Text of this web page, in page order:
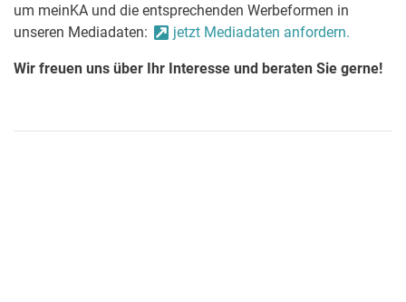
um meinKA und die entsprechenden Werbeformen in
unseren Mediadaten:
jetzt Mediadaten anfordern.
Wir freuen uns über Ihr Interesse und beraten Sie gerne!